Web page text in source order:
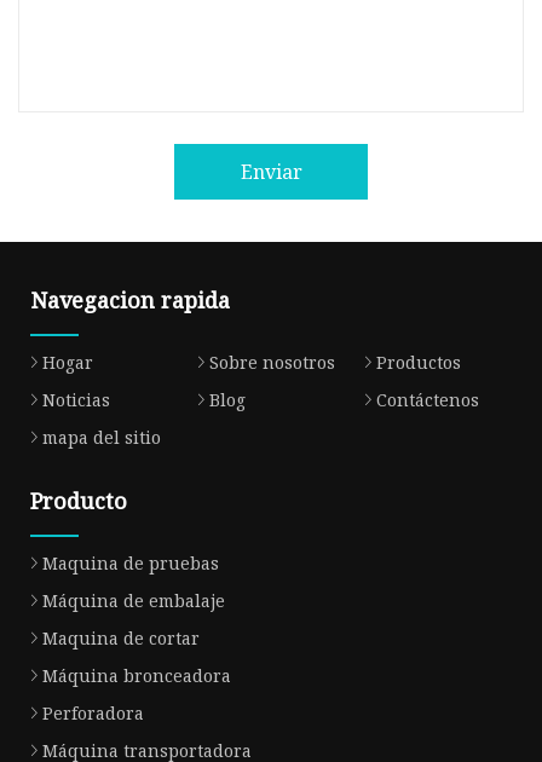
Enviar
Navegacion rapida
Hogar Sobre nosotros
Productos
Noticias
Blog
Contáctenos
mapa del sitio
Producto
Maquina de pruebas
Máquina de embalaje
Maquina de cortar
Máquina bronceadora
Perforadora
Máquina transportadora